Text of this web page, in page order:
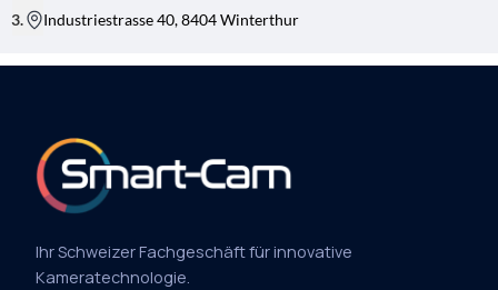
Industriestrasse 40, 8404 Winterthur
Ihr Schweizer Fachgeschäft für innovative
Kameratechnologie.